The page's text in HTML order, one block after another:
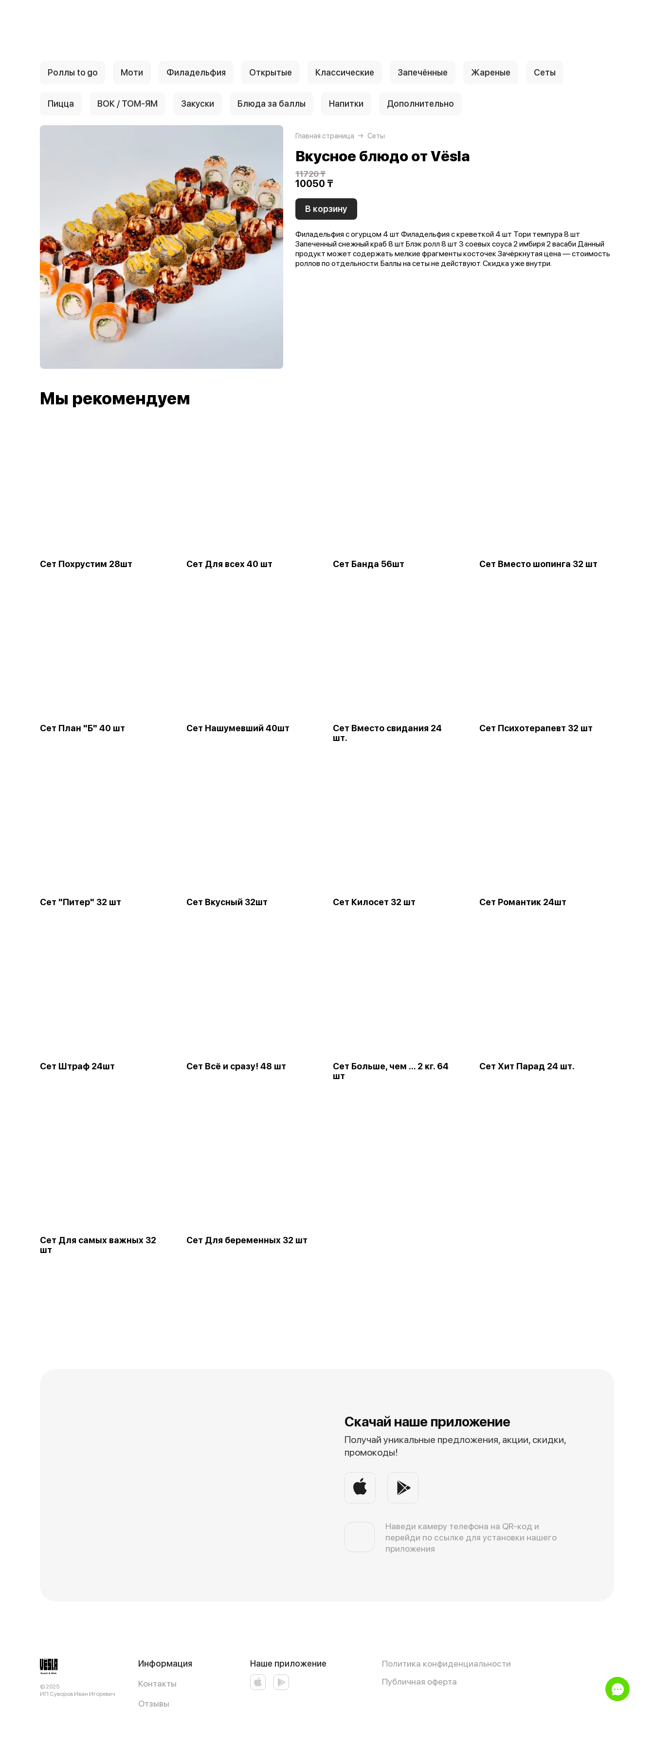
Роллы to go Моти Филадельфия Открытые Классические Запечённые Жареные Сеты
Пицца ВОК / ТОМ-ЯМ Закуски Блюда за баллы Напитки Дополнительно
Главная страница Сеты
Вкусное блюдо от Vёsla
11720 ₸
10050 ₸
В корзину
Филадельфия с огурцом 4 шт Филадельфия с креветкой 4 шт Тори темпура 8 шт
Запеченный снежный краб 8 шт Блэк ролл 8 шт 3 соевых соуса 2 имбиря 2 васаби Данный
продукт может содержать мелкие фрагменты косточек Зачёркнутая цена — стоимость
роллов по отдельности. Баллы на сеты не действуют. Скидка уже внутри.
Мы рекомендуем
Сет Похрустим 28шт Сет Для всех 40 шт Сет Банда 56шт Сет Вместо шопинга 32 шт
Сет План "Б" 40 шт Сет Нашумевший 40шт
Сет Вместо свидания 24
шт.
Сет Психотерапевт 32 шт
Сет "Питер" 32 шт Сет Вкусный 32шт Сет Килосет 32 шт Сет Романтик 24шт
Сет Штраф 24шт Сет Всё и сразу! 48 шт
Сет Больше, чем ... 2 кг. 64
шт
Сет Хит Парад 24 шт.
Сет Для самых важных 32
шт
Сет Для беременных 32 шт
Скачай наше приложение
Получай уникальные предложения, акции, скидки,
промокоды!
Наведи камеру телефона на QR-код и
перейди по ссылке для установки нашего
приложения
© 2025
ИП Суворов Иван Игоревич
Информация
Контакты
Отзывы
Наше приложение
Политика конфиденциальности
Публичная оферта